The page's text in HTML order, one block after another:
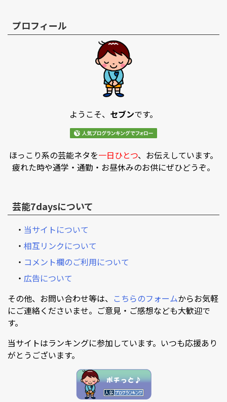
プロフィール
ようこそ、 セブンです。
ほっこり系の芸能ネタを一日ひとつ、お伝えしています。
疲れた時や通学・通勤・お昼休みのお供にぜひどうぞ。
芸能7daysについて
・ 当サイトについて
・ 相互リンクについて
・ コメント欄のご利用について
・ 広告について
その他、お問い合わせ等は、 こちらのフォームからお気軽
にご連絡くださいませ。ご意見・ご感想なども大歓迎で
す。
当サイトはランキングに参加しています。いつも応援あり
がとうございます。